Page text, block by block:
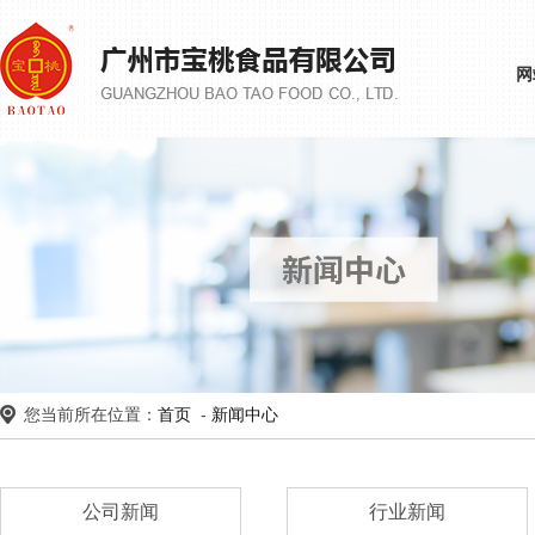
您当前所在位置： 首页 - 新闻中心
公司新闻 行业新闻